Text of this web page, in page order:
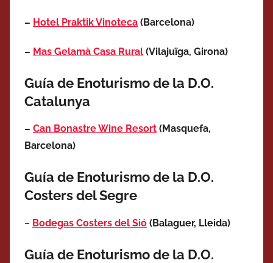
– Hotel Praktik Vinoteca (Barcelona)
– Mas Gelamà Casa Rural (Vilajuïga, Girona)
Guía de Enoturismo de la D.O.
Catalunya
– Can Bonastre Wine Resort (Masquefa,
Barcelona)
Guía de Enoturismo de la D.O.
Costers del Segre
– Bodegas Costers del Sió (Balaguer, Lleida)
Guía de Enoturismo de la D.O.